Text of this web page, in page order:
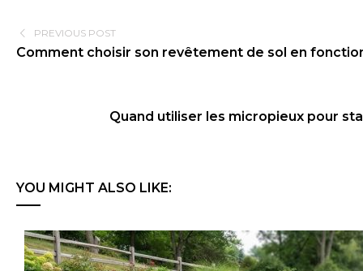
PREVIOUS POST
Comment choisir son revêtement de sol en
Quand utiliser les micropieux pour
YOU MIGHT ALSO LIKE: